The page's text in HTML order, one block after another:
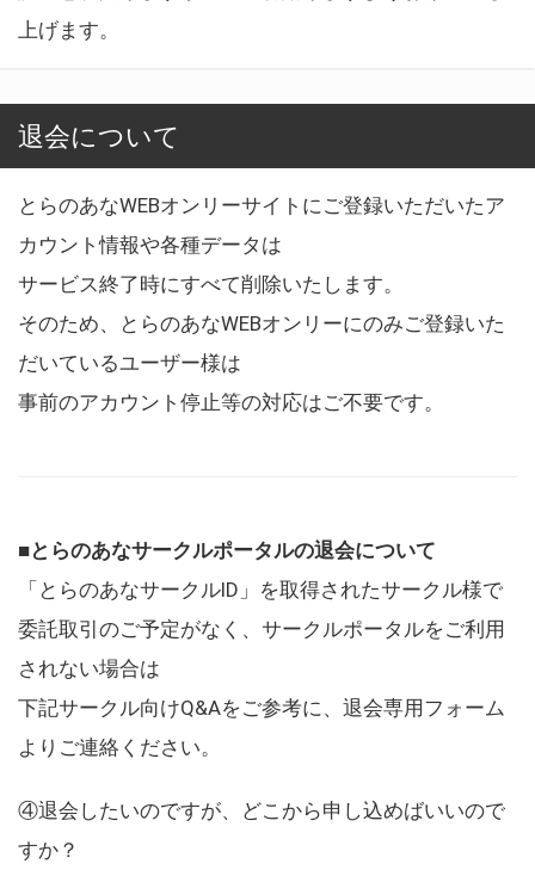
上げます。
退会について
とらのあなWEBオンリーサイトにご登録いただいたア
カウント情報や各種データは
サービス終了時にすべて削除いたします。
そのため、とらのあなWEBオンリーにのみご登録いた
だいているユーザー様は
事前のアカウント停止等の対応はご不要です。
■とらのあなサークルポータルの退会について
「とらのあなサークルID」を取得されたサークル様で
委託取引のご予定がなく、サークルポータルをご利用
されない場合は
下記サークル向けQ&Aをご参考に、退会専用フォーム
よりご連絡ください。
④退会したいのですが、どこから申し込めばいいので
すか？